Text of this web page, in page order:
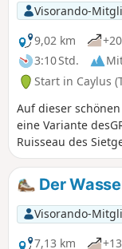
Visorando-
9,02 km
3:10 Std.
Start in Caylus
Auf dieser
eine Variante
Ruisseau des
verläuft, die
(restaurierte
Kalvarienberg und
Symphorien
Jahrhundert,
und restauriertes
Der
Visorando-
7,13 km